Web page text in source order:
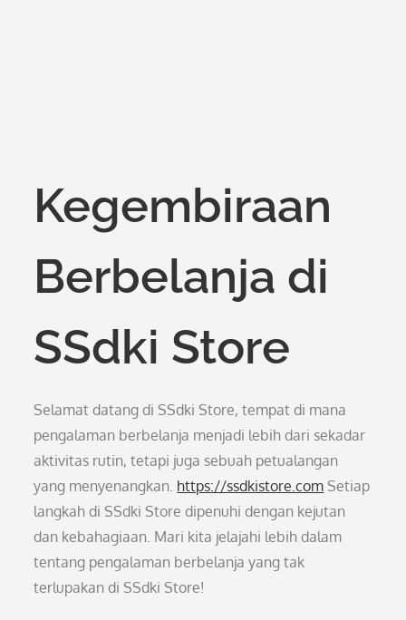
Kegembiraan
Berbelanja di
SSdki Store
Selamat datang di SSdki Store, tempat di mana
pengalaman berbelanja menjadi lebih dari sekadar
aktivitas rutin, tetapi juga sebuah petualangan
yang menyenangkan. https://ssdkistore.com Setiap
langkah di SSdki Store dipenuhi dengan kejutan
dan kebahagiaan. Mari kita jelajahi lebih dalam
tentang pengalaman berbelanja yang tak
terlupakan di SSdki Store!